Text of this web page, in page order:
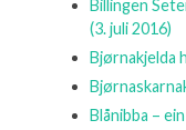
Billingen
(3. juli 2016)
Bjørnakjelda
Blånibba –